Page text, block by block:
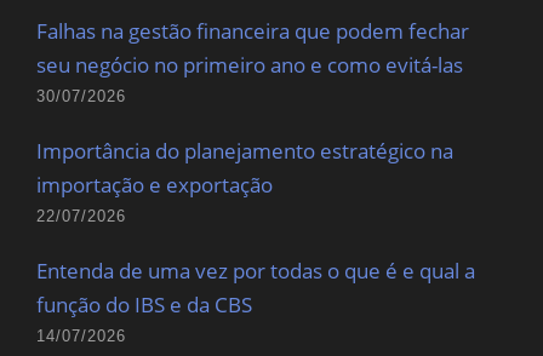
Falhas na gestão financeira que podem fechar
seu negócio no primeiro ano e como evitá-las
30/07/2026
Importância do planejamento estratégico na
importação e exportação
22/07/2026
Entenda de uma vez por todas o que é e qual a
função do IBS e da CBS
14/07/2026